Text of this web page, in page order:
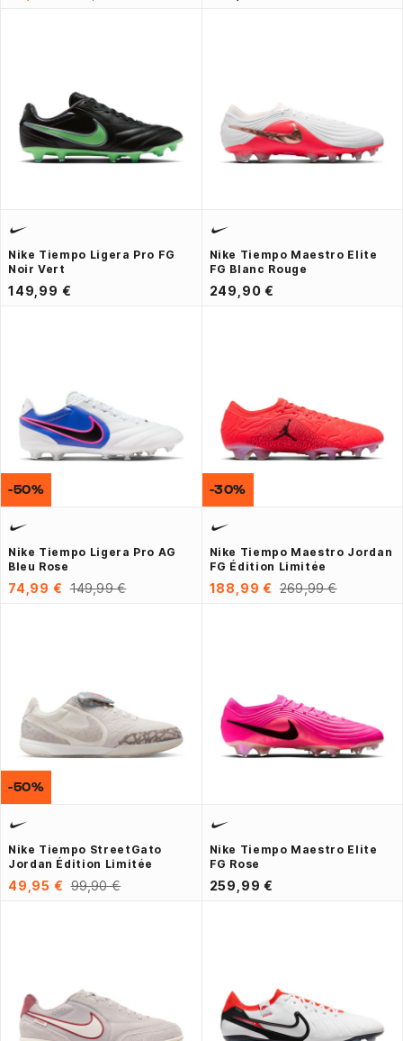
Nike Tiempo Ligera Pro FG
Noir Vert
149,99 €
Nike Tiempo Maestro Elite
FG Blanc Rouge
249,90 €
Nike Tiempo Ligera Pro AG
Bleu Rose
74,99 € 149,99 €
-50%
Nike Tiempo Maestro Jordan
FG Édition Limitée
188,99 € 269,99 €
-30%
Nike Tiempo StreetGato
Jordan Édition Limitée
49,95 € 99,90 €
-50%
Nike Tiempo Maestro Elite
FG Rose
259,99 €